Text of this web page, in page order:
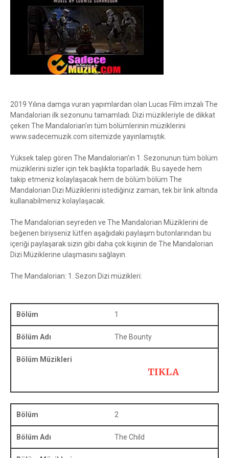
2019 Yılına damga vuran yapımlardan olan Lucas Film imzalı The
Mandalorian ilk sezonunu tamamladı. Dizi müzikleriyle de dikkat
çeken The Mandalorian'ın tüm bölümlerinin müziklerini
www.sadecemuzik.com sitemizde yayınlamıştık.
Yüksek talep gören The Mandalorian'ın 1. Sezonunun tüm bölüm
müziklerini sizler için tek başlıkta toparladık. Bu sayede hem
takip etmeniz kolaylaşacak hem de bölüm bölüm The
Mandalorian Dizi Müziklerini istediğiniz zaman, tek bir link altında
kullanabilmeniz kolaylaşacak.
The Mandalorian seyreden ve The Mandalorian Müziklerini de
beğenen biriyseniz lütfen aşağıdaki paylaşım butonlarından bu
içeriği paylaşarak sizin gibi daha çok kişinin de The Mandalorian
Dizi Müziklerine ulaşmasını sağlayın.
The Mandalorian: 1. Sezon Dizi müzikleri:
1
The Bounty
TIKLA
2
The Child